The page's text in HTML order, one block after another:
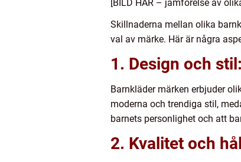
[BILD HÄR – jämförelse av
Skillnaderna mellan olika
val av märke. Här är några
1. Design och stil:
Barnkläder märken erbjuder
moderna och trendiga stil,
barnets personlighet och att
2. Kvalitet och